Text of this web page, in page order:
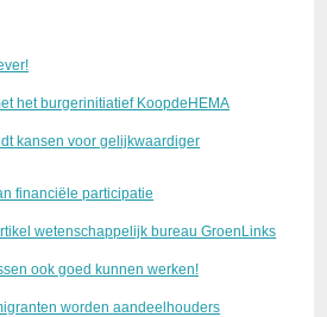
het burgerinitiatief KoopdeHEMA
kansen voor gelijkwaardiger
financiële participatie
wetenschappelijk bureau GroenLinks
ook goed kunnen werken!
worden aandeelhouders